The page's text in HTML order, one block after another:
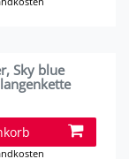
Sky blue